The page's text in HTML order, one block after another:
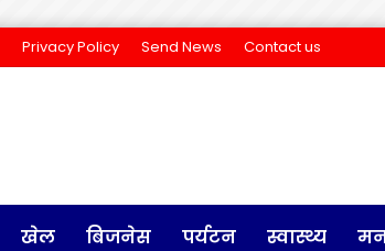
Privacy Policy Send News Contact us
खेल बिजनेस पर्यटन स्वास्थ्य